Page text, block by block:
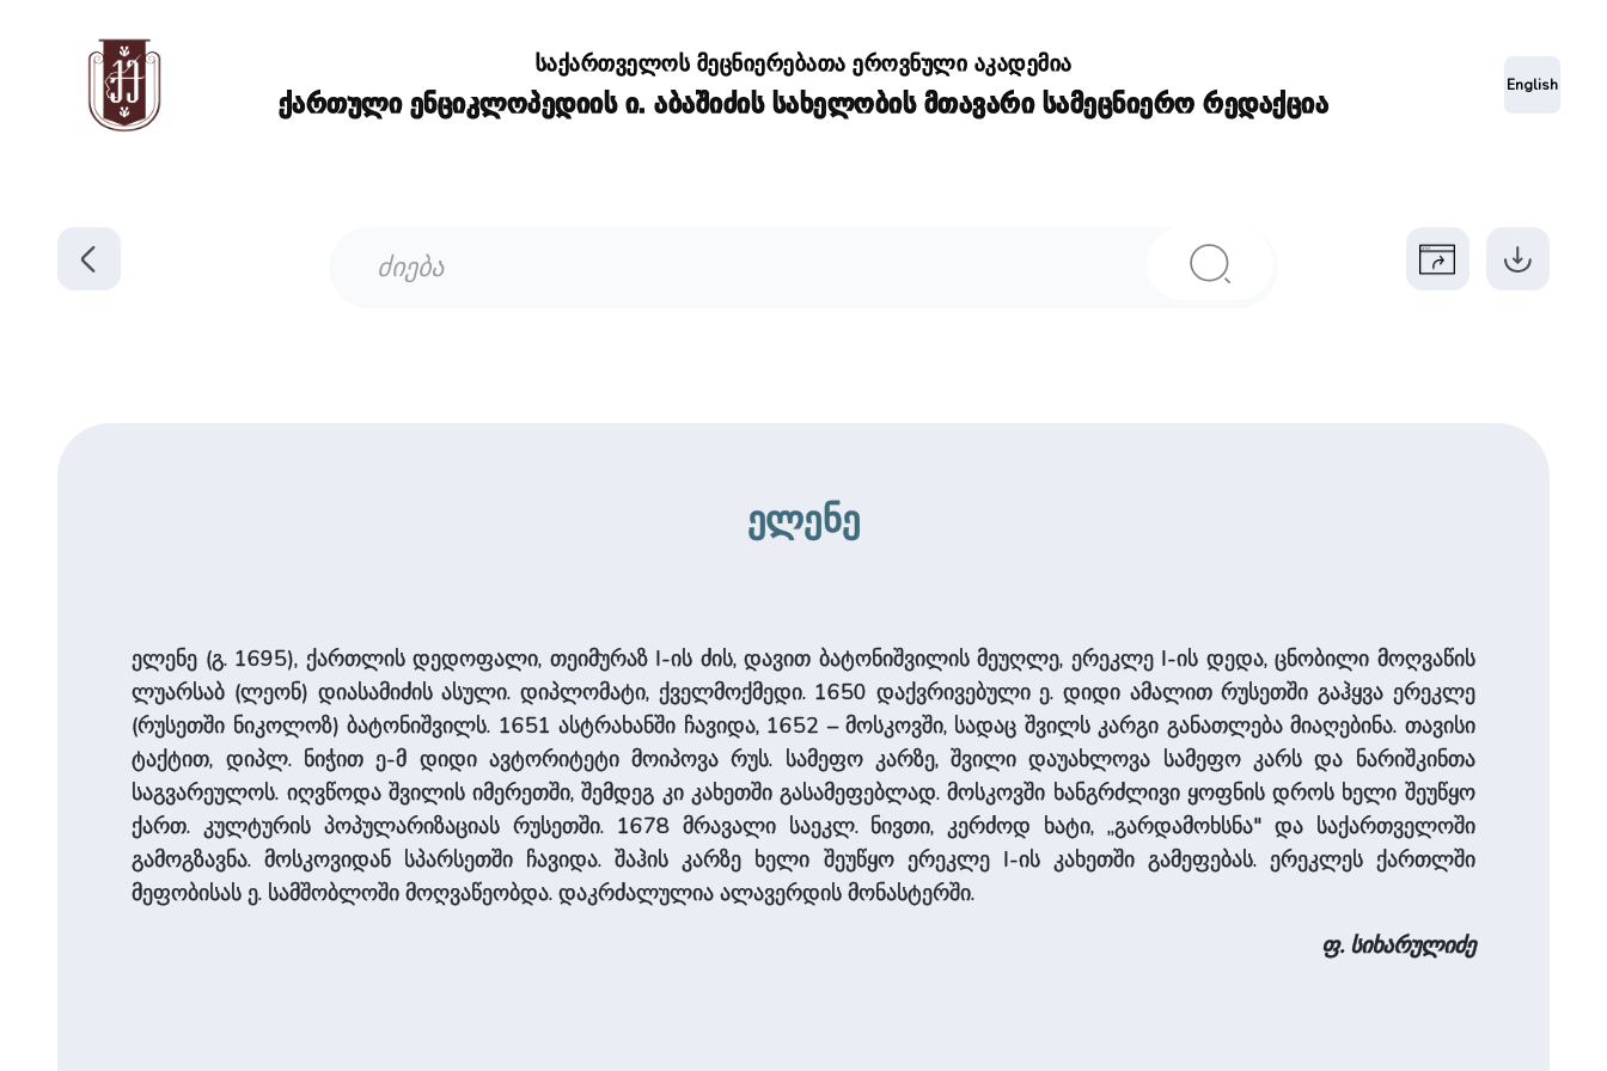
საქართველოს მეცნიერებათა ეროვნული აკადემია
ქართული ენციკლოპედიის ი. აბაშიძის სახელობის მთავარი სამეცნიერო რედაქცია
English
ელენე
ელენე (გ. 1695), ქართლის დედოფალი, თეიმურაზ I-ის ძის, დავით ბატონიშვილის მეუღლე, ერეკლე I-ის დედა, ცნობილი მოღვაწის
ლუარსაბ (ლეონ) დიასამიძის ასული. დიპლომატი, ქველმოქმედი. 1650 დაქვრივებული ე. დიდი ამალით რუსეთში გაჰყვა ერეკლე
(რუსეთში ნიკოლოზ) ბატონიშვილს. 1651 ასტრახანში ჩავიდა, 1652 – მოსკოვში, სადაც შვილს კარგი განათლება მიაღებინა. თავისი
ტაქტით, დიპლ. ნიჭით ე-მ დიდი ავტორიტეტი მოიპოვა რუს. სამეფო კარზე, შვილი დაუახლოვა სამეფო კარს და ნარიშკინთა
საგვარეულოს. იღვწოდა შვილის იმერეთში, შემდეგ კი კახეთში გასამეფებლად. მოსკოვში ხანგრძლივი ყოფნის დროს ხელი შეუწყო
ქართ. კულტურის პოპულარიზაციას რუსეთში. 1678 მრავალი საეკლ. ნივთი, კერძოდ ხატი, „გარდამოხსნა" და საქართველოში
გამოგზავნა. მოსკოვიდან სპარსეთში ჩავიდა. შაჰის კარზე ხელი შეუწყო ერეკლე I-ის კახეთში გამეფებას. ერეკლეს ქართლში
მეფობისას ე. სამშობლოში მოღვაწეობდა. დაკრძალულია ალავერდის მონასტერში.
ფ. სიხარულიძე